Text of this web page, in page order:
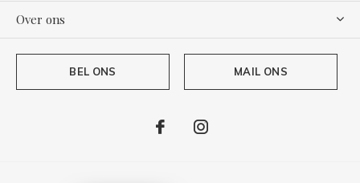
Over ons
BEL ONS MAIL ONS